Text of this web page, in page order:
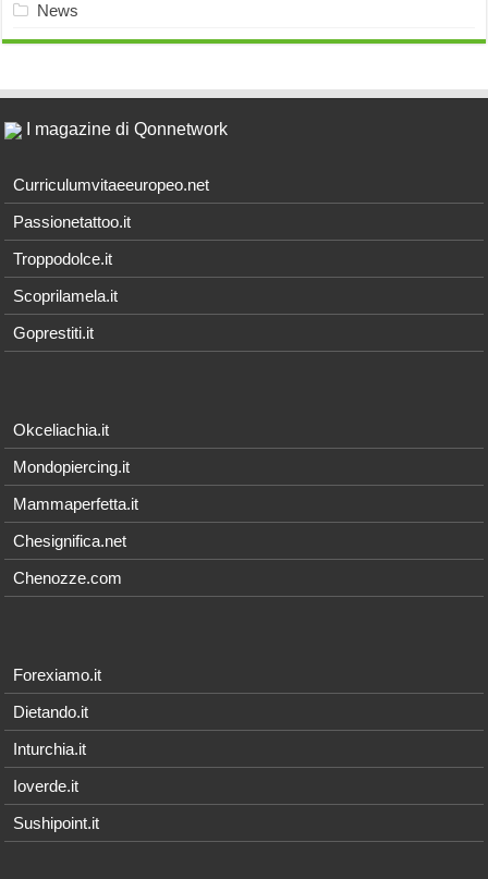
News
I magazine di Qonnetwork
Curriculumvitaeeuropeo.net
Passionetattoo.it
Troppodolce.it
Scoprilamela.it
Goprestiti.it
Okceliachia.it
Mondopiercing.it
Mammaperfetta.it
Chesignifica.net
Chenozze.com
Forexiamo.it
Dietando.it
Inturchia.it
Ioverde.it
Sushipoint.it